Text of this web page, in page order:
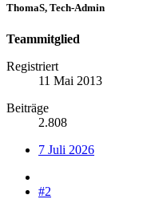
ThomaS, Tech-Admin
Teammitglied
Registriert
11 Mai 2013
Beiträge
2.808
7 Juli 2026
#2